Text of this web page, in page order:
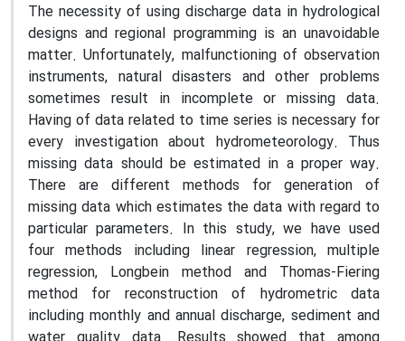
The necessity of using discharge data in hydrological
designs and regional programming is an unavoidable
matter. Unfortunately, malfunctioning of observation
instruments, natural disasters and other problems
sometimes result in incomplete or missing data.
Having of data related to time series is necessary for
every investigation about hydrometeorology. Thus
missing data should be estimated in a proper way.
There are different methods for generation of
missing data which estimates the data with regard to
particular parameters. In this study, we have used
four methods including linear regression, multiple
regression, Longbein method and Thomas-Fiering
method for reconstruction of hydrometric data
including monthly and annual discharge, sediment and